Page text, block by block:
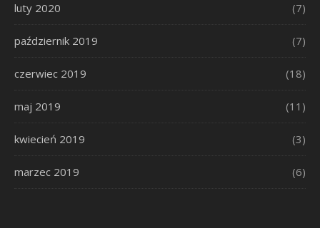
luty 2020 (7)
październik 2019 (7)
czerwiec 2019 (18)
maj 2019 (11)
kwiecień 2019 (3)
marzec 2019 (6)